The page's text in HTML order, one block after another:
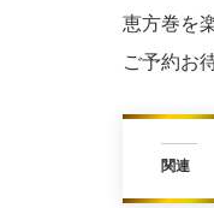
恵方巻を
ご予約お
関連